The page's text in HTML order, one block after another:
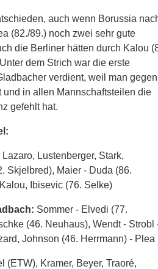
auch wenn Borussia
(82./89.) noch zwei sehr gute
die Berliner hätten durch Kalou
dem Strich war die erste
verdient, weil man gegen
in allen Mannschaftsteilen die
gefehlt hat.
Lustenberger, Stark,
Skjelbred), Maier - Duda (86.
Ibisevic (76. Selke)
Sommer - Elvedi (77.
(46. Neuhaus), Wendt - Strobl
Johnson (46. Herrmann) - Plea
(ETW), Kramer, Beyer, Traoré,